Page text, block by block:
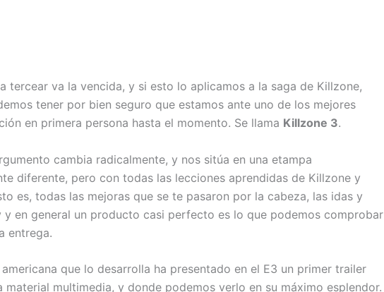
tercear va la vencida, y si esto lo aplicamos a la saga de Killzone,
tener por bien seguro que estamos ante uno de los mejores
en primera persona hasta el momento. Se llama Killzone 3.
cambia radicalmente, y nos sitúa en una etampa
diferente, pero con todas las lecciones aprendidas de Killzone y
es, todas las mejoras que se te pasaron por la cabeza, las idas y
y en general un producto casi perfecto es lo que podemos comprobar
entrega.
que lo desarrolla ha presentado en el E3 un primer trailer
material multimedia, y donde podemos verlo en su máximo esplendor.